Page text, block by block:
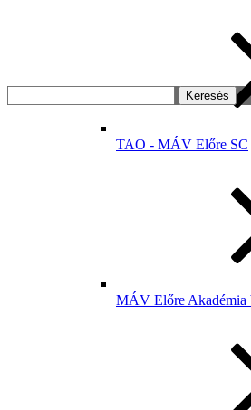
TAO - MÁV Előre SC
MÁV Előre Akadémia